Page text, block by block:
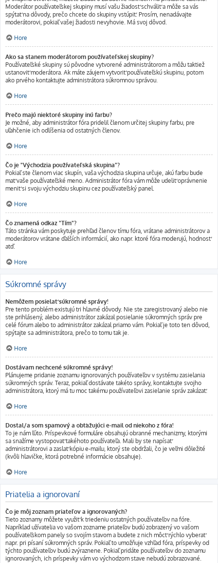
Moderátor používateľskej skupiny musí vašu žiadosť schváliť a môže sa vás
spýtať na dôvody, prečo chcete do skupiny vstúpiť. Prosím, nenadávajte
moderátorovi, pokiaľ vašej žiadosti nevyhovie. Má svoj dôvod.
Hore
Ako sa stanem moderátorom používateľskej skupiny?
Používateľské skupiny sú pôvodne vytvorené administrátorom a môžu taktiež
ustanoviť moderátora. Ak máte záujem vytvoriť používateľskú skupinu, potom
ako prvého kontaktujte administrátora súkromnou správou.
Hore
Prečo majú niektoré skupiny inú farbu?
Je možné, aby administrátor fóra pridelil členom určitej skupiny farbu, pre
uľahčenie ich odlíšenia od ostatných členov.
Hore
Čo je "Východzia používateľská skupina"?
Pokiaľ ste členom viac skupín, vaša východzia skupina určuje, akú farbu bude
mať vaše používateľské meno. Administrátor fóra vám môže udeliť oprávnenie
meniť si svoju východziu skupinu cez používateľský panel.
Hore
Čo znamená odkaz "Tím"?
Táto stránka vám poskytuje prehľad členov tímu fóra, vrátane administrátorov a
moderátorov vrátane ďalších informácií, ako napr. ktoré fóra moderujú, hodnosť
atď.
Hore
Súkromné správy
Nemôžem posielať súkromné správy!
Pre tento problém existujú tri hlavné dôvody. Nie ste zaregistrovaný alebo nie
ste prihlásený, alebo administrátor zakázal posielanie súkromných správ pre
celé fórum alebo to administrátor zakázal priamo vám. Pokiaľ je toto ten dôvod,
spýtajte sa administrátora, prečo to tomu tak je.
Hore
Dostávam nechcené súkromné správy!
Plánujeme pridanie zoznamu ignorovaných používateľov v systému zasielania
súkromných správ. Teraz, pokiaľ dostávate takéto správy, kontaktujte svojho
administrátora, ktorý má tu moc takému používateľovi zasielanie správ zakázať.
Hore
Dostal/a som spamový a obťažujúci e-mail od niekoho z fóra!
To je nám ľúto. Príspevkové formuláre obsahujú obranné mechanizmy, ktorými
sa snažíme vystopovať takéhoto používateľa. Mali by ste napísať
administrátorovi a zaslať kópiu e-mailu, ktorý ste obdržali, čo je veľmi dôležité
(kvôli hlavičke, ktorá potrebné informácie obsahuje).
Hore
Priatelia a ignorovaní
Čo je môj zoznam priateľov a ignorovaných?
Tieto zoznamy môžete využiť k triedeniu ostatných používateľov na fóre.
Napríklad užívatelia vo vašom zozname priateľov budú zobrazený vo vašom
používateľskom panely so svojím stavom a budete z nich môcť rýchlo vyberať
napr. pri písaní súkromných správ. Pokiaľ to umožňuje vzhľad fóra, príspevky od
týchto používateľov budú zvýraznene. Pokiaľ pridáte používateľov do zoznamu
ignorovaných, ich príspevky vám vo východzom stave nebudú zobrazované.